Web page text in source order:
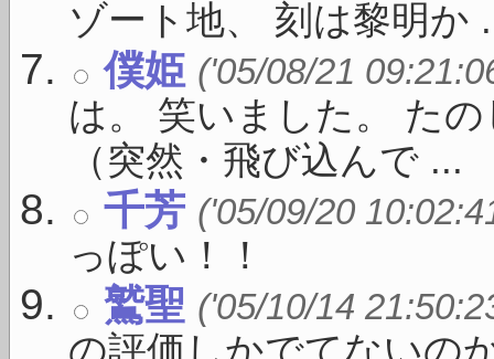
ゾート地、 刻は黎明か
僕姫 ('05/08/21
は。 笑いました。 た
（突然・飛び込んで ...
千芳 ('05/09/20
っぽい！！
鷲聖 ('05/10/14